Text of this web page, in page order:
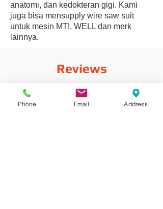
anatomi, dan kedokteran gigi. Kami
juga bisa mensupply wire saw suit
untuk mesin MTI, WELL dan merk
lainnya.
Reviews
Phone Email Address